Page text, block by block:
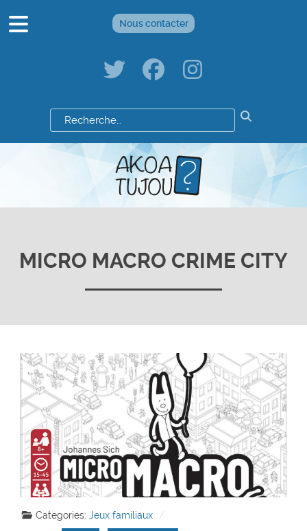
Nous contacter
Résultats
de
votre
recherche
:
MICRO MACRO CRIME CITY
Categories: Jeux familiaux